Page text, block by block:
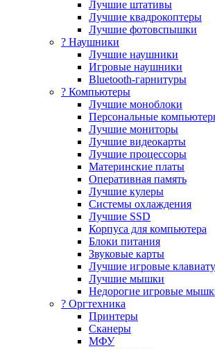
Лучшие штативы
Лучшие квадрокоптеры
Лучшие фотовспышки
? Наушники
Лучшие наушники
Игровые наушники
Bluetooth-гарнитуры
?️ Компьютеры
Лучшие моноблоки
Персональные
Лучшие мониторы
Лучшие видеокарты
Лучшие процессоры
Материнские платы
Оперативная память
Лучшие кулеры
Системы охлаждения
Лучшие SSD
Корпуса для компьютера
Блоки питания
Звуковые карты
Лучшие игровые
Лучшие мышки
Недорогие игровые
?️ Оргтехника
Принтеры
Сканеры
МФУ